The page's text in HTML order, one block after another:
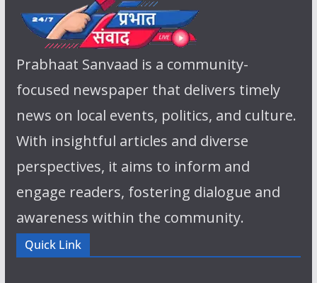
Prabhaat Sanvaad is a community-
focused newspaper that delivers timely
news on local events, politics, and culture.
With insightful articles and diverse
perspectives, it aims to inform and
engage readers, fostering dialogue and
awareness within the community.
Quick Link